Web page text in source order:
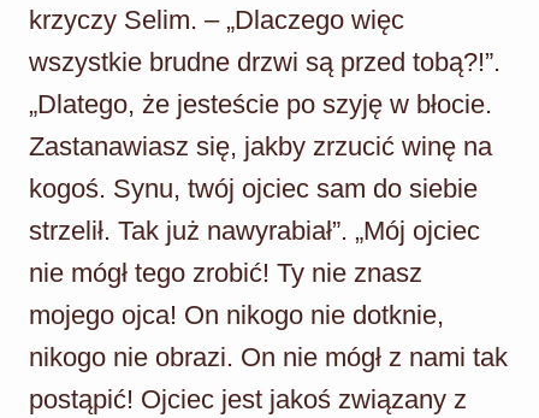
krzyczy Selim. – „Dlaczego więc
wszystkie brudne drzwi są przed tobą?!”.
„Dlatego, że jesteście po szyję w błocie.
Zastanawiasz się, jakby zrzucić winę na
kogoś. Synu, twój ojciec sam do siebie
strzelił. Tak już nawyrabiał”. „Mój ojciec
nie mógł tego zrobić! Ty nie znasz
mojego ojca! On nikogo nie dotknie,
nikogo nie obrazi. On nie mógł z nami tak
postąpić! Ojciec jest jakoś związany z